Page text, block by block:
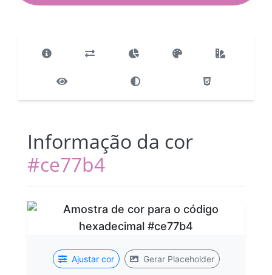
Informação da cor
#ce77b4
Ajustar cor Gerar Placeholder